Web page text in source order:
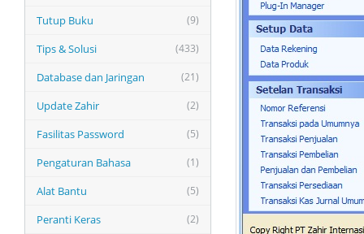
(9)
Tutup Buku
(433)
Tips & Solusi
(21)
Database dan Jaringan
(2)
Update Zahir
(5)
Fasilitas Password
(1)
Pengaturan Bahasa
(5)
Alat Bantu
(2)
Peranti Keras